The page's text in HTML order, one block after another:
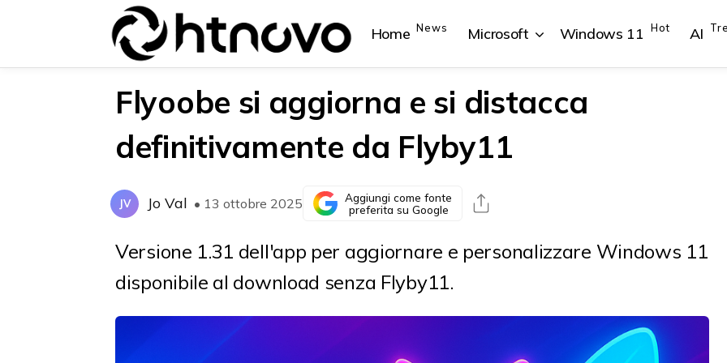
Home News Microsoft
{{POSTS[0].LABEL}} {{POSTS[1].LABEL}}
Windows 11 Hot AI
{{POSTS[0].LABEL}} {{POSTS[1].LABEL}}
Flyoobe si aggiorna e si distacca
definitivamente da Flyby11
JV Jo Val • 13 ottobre 2025
Aggiungi come fonte
preferita su Google
Versione 1.31 dell'app per aggiornare e personalizzare Windows 11
disponibile al download senza Flyby11.